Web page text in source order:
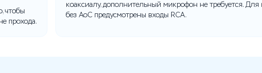
чтобы
прохода.
коаксиалу, дополнительный микрофон не требуется. Для
без AoC предусмотрены входы RCA.